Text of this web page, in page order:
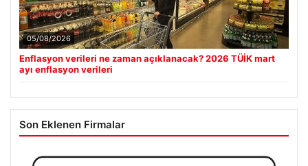
05/08/2026
Enflasyon verileri ne zaman açıklanacak? 2026 TÜİK mart
ayı enflasyon verileri
Son Eklenen Firmalar